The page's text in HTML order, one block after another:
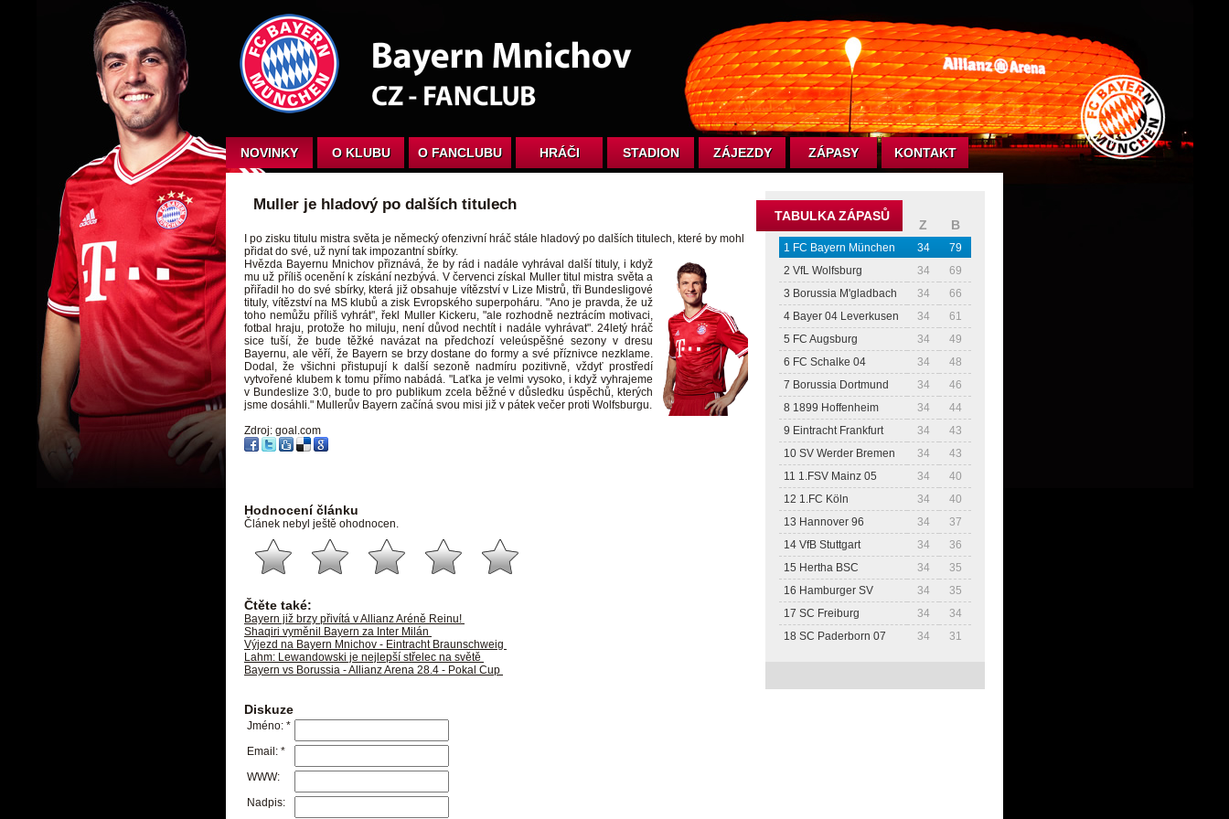
NOVINKY O KLUBU O FANCLUBU HRÁČI STADION ZÁJEZDY ZÁPASY KONTAKT
TABULKA ZÁPASŮ
Z B
1 FC Bayern München 34
79
2 VfL Wolfsburg
34
69
3 Borussia M'gladbach
34
66
4 Bayer 04 Leverkusen
34
61
5 FC Augsburg
34
49
6 FC Schalke 04
34
48
7 Borussia Dortmund
34
46
8 1899 Hoffenheim
34
44
9 Eintracht Frankfurt
34
43
10 SV Werder Bremen
34
43
11 1.FSV Mainz 05
34
40
12 1.FC Köln
34
40
13 Hannover 96
34
37
14 VfB Stuttgart
34
36
15 Hertha BSC
34
35
16 Hamburger SV
34
35
17 SC Freiburg
34
34
18 SC Paderborn 07
34 31
Muller je hladový po dalších titulech
I po zisku titulu mistra světa je německý ofenzivní hráč stále hladový po dalších titulech, které by mohl
přidat do své, už nyní tak impozantní sbírky.
Hvězda Bayernu Mnichov přiznává, že by rád i nadále vyhrával další tituly, i když
mu už příliš ocenění k získání nezbývá. V červenci získal Muller titul mistra světa a
přiřadil ho do své sbírky, která již obsahuje vítězství v Lize Mistrů, tři Bundesligové
tituly, vítězství na MS klubů a zisk Evropského superpoháru. "Ano je pravda, že už
toho nemůžu příliš vyhrát", řekl Muller Kickeru, "ale rozhodně neztrácím motivaci,
fotbal hraju, protože ho miluju, není důvod nechtít i nadále vyhrávat". 24letý hráč
sice tuší, že bude těžké navázat na předchozí veleúspěšné sezony v dresu
Bayernu, ale věří, že Bayern se brzy dostane do formy a své příznivce nezklame.
Dodal, že všichni přistupují k další sezoně nadmíru pozitivně, vždyť prostředí
vytvořené klubem k tomu přímo nabádá. "Laťka je velmi vysoko, i když vyhrajeme
v Bundeslize 3:0, bude to pro publikum zcela běžné v důsledku úspěchů, kterých
jsme dosáhli." Mullerův Bayern začíná svou misi již v pátek večer proti Wolfsburgu.
Zdroj: goal.com
Hodnocení článku
Článek nebyl ještě ohodnocen.
Čtěte také:
Bayern již brzy přivítá v Allianz Aréně Reinu!
Shaqiri vyměnil Bayern za Inter Milán
Výjezd na Bayern Mnichov - Eintracht Braunschweig
Lahm: Lewandowski je nejlepší střelec na světě
Bayern vs Borussia - Allianz Arena 28.4 - Pokal Cup
Diskuze
Jméno: *
Email: *
WWW:
Nadpis: